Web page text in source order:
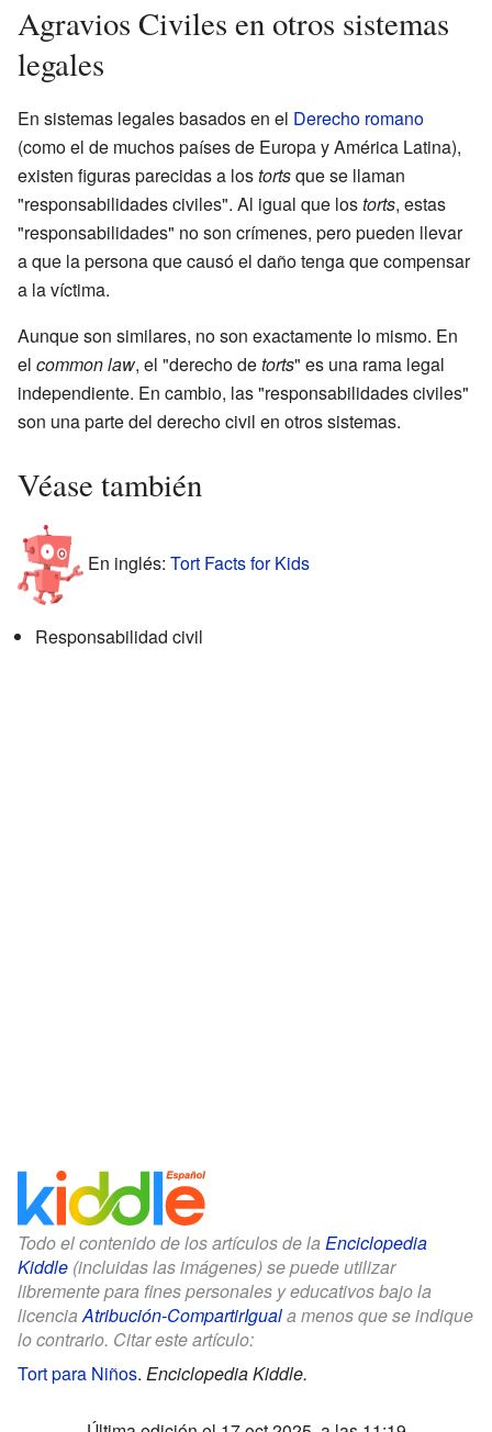
Agravios Civiles en otros sistemas
legales
En sistemas legales basados en el Derecho romano
(como el de muchos países de Europa y América Latina),
existen figuras parecidas a lostortsque se llaman
"responsabilidades civiles". Al igual que lostorts, estas
"responsabilidades" no son crímenes, pero pueden llevar
a que la persona que causó el daño tenga que compensar
a la víctima.
Aunque son similares, no son exactamente lo mismo. En
el common law, el "derecho detorts" es una rama legal
independiente. En cambio, las "responsabilidades civiles"
son una parte del derecho civil en otros sistemas.
Véase también
En inglés: Tort Facts for Kids
Responsabilidad civil
Todo el contenido de los artículos de la Enciclopedia
Kiddle (incluidas las imágenes) se puede utilizar
libremente para fines personales y educativos bajo la
licencia Atribución-CompartirIguala menos que se indique
lo contrario. Citar este artículo:
Tort para Niños. Enciclopedia Kiddle.